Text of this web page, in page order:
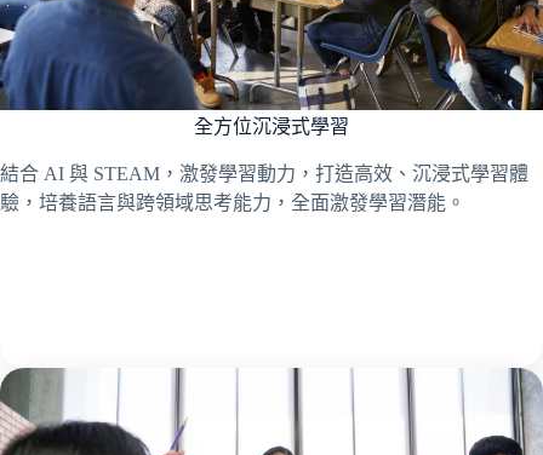
全方位沉浸式學習
結合 AI 與 STEAM，激發學習動力，打造高效、沉浸式學習體
驗，培養語言與跨領域思考能力，全面激發學習潛能。